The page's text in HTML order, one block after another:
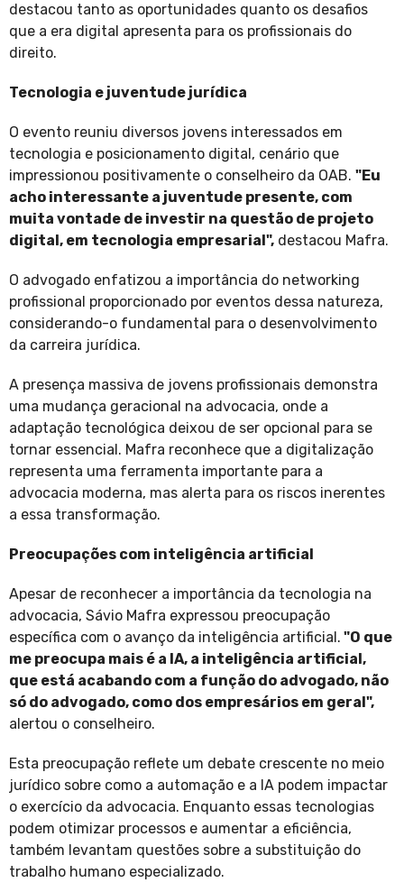
destacou tanto as oportunidades quanto os desafios
que a era digital apresenta para os profissionais do
direito.
Tecnologia e juventude jurídica
O evento reuniu diversos jovens interessados em
tecnologia e posicionamento digital, cenário que
impressionou positivamente o conselheiro da OAB. "Eu
acho interessante a juventude presente, com
muita vontade de investir na questão de projeto
digital, em tecnologia empresarial", destacou Mafra.
O advogado enfatizou a importância do networking
profissional proporcionado por eventos dessa natureza,
considerando-o fundamental para o desenvolvimento
da carreira jurídica.
A presença massiva de jovens profissionais demonstra
uma mudança geracional na advocacia, onde a
adaptação tecnológica deixou de ser opcional para se
tornar essencial. Mafra reconhece que a digitalização
representa uma ferramenta importante para a
advocacia moderna, mas alerta para os riscos inerentes
a essa transformação.
Preocupações com inteligência artificial
Apesar de reconhecer a importância da tecnologia na
advocacia, Sávio Mafra expressou preocupação
específica com o avanço da inteligência artificial. "O que
me preocupa mais é a IA, a inteligência artificial,
que está acabando com a função do advogado, não
só do advogado, como dos empresários em geral",
alertou o conselheiro.
Esta preocupação reflete um debate crescente no meio
jurídico sobre como a automação e a IA podem impactar
o exercício da advocacia. Enquanto essas tecnologias
podem otimizar processos e aumentar a eficiência,
também levantam questões sobre a substituição do
trabalho humano especializado.